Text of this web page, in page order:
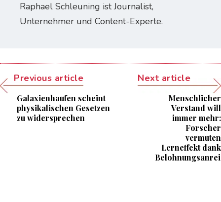
Raphael Schleuning ist Journalist,
Unternehmer und Content-Experte.
Previous article
Galaxienhaufen scheint
physikalischen Gesetzen
zu widersprechen
Next article
Menschlicher
Verstand will
immer mehr:
Forscher
vermuten
Lerneffekt dank